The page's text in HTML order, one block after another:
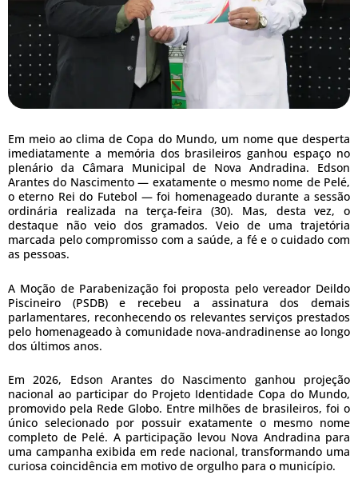
Em meio ao clima de Copa do Mundo, um nome que desperta
imediatamente a memória dos brasileiros ganhou espaço no
plenário da Câmara Municipal de Nova Andradina. Edson
Arantes do Nascimento — exatamente o mesmo nome de Pelé,
o eterno Rei do Futebol — foi homenageado durante a sessão
ordinária realizada na terça-feira (30). Mas, desta vez, o
destaque não veio dos gramados. Veio de uma trajetória
marcada pelo compromisso com a saúde, a fé e o cuidado com
as pessoas.
A Moção de Parabenização foi proposta pelo vereador Deildo
Piscineiro (PSDB) e recebeu a assinatura dos demais
parlamentares, reconhecendo os relevantes serviços prestados
pelo homenageado à comunidade nova-andradinense ao longo
dos últimos anos.
Em 2026, Edson Arantes do Nascimento ganhou projeção
nacional ao participar do Projeto Identidade Copa do Mundo,
promovido pela Rede Globo. Entre milhões de brasileiros, foi o
único selecionado por possuir exatamente o mesmo nome
completo de Pelé. A participação levou Nova Andradina para
uma campanha exibida em rede nacional, transformando uma
curiosa coincidência em motivo de orgulho para o município.